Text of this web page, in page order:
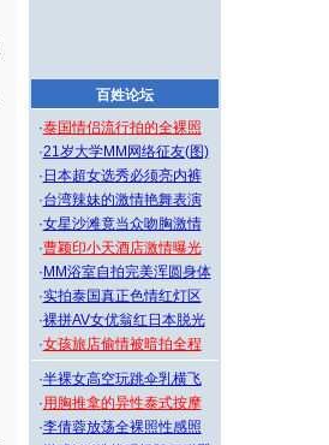
百姓论坛
·泰国情侣流行拍的全裸照
·21岁大学MM网络征友(图)
· 日本超女选秀必须亮内裤
·台湾辣妹的激情艳舞表演
·女星沙滩竟当众吻胸激情
·曹颖印小天酒店激情曝光
· MM浴室自拍完美浑圆身体
·实拍泰国真正色情红灯区
·裸拼AV女优翁红日本脱光
·女孩旅店偷情被暗拍全程
·半裸女高空玩跳伞乳横飞
·用胸推拿的异性泰式按摩
·李倩蓉放荡全裸照性感照